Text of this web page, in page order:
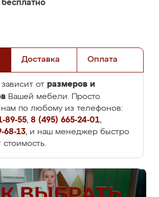
бесплатно
Доставка Оплата
от размеров и
Вашей мебели. Просто
нам по любому из телефонов:
89-55, 8 (495) 665-24-01,
68-13, и наш менеджер быстро
стоимость.